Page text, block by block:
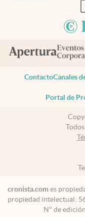
ContactoCanales
Portal de
cronista.com es
propiedad intelectual:
N° de